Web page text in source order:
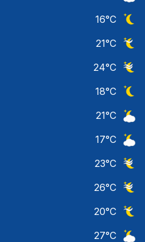
16°C
21°C
24°C
18°C
21°C
17°C
23°C
26°C
20°C
27°C